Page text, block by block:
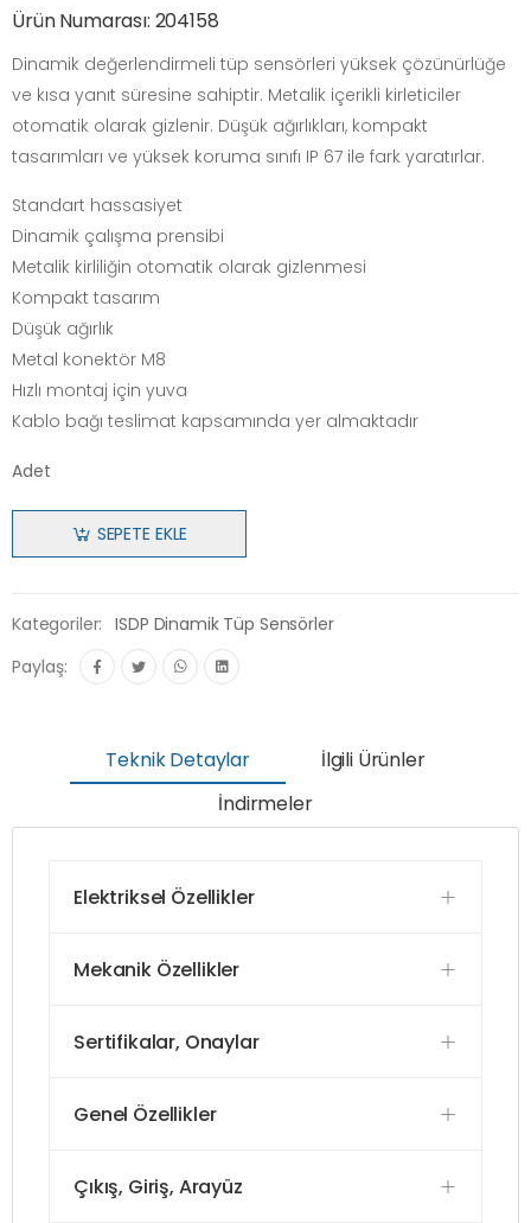
Ürün Numarası: 204158
Dinamik değerlendirmeli tüp sensörleri yüksek çözünürlüğe
ve kısa yanıt süresine sahiptir. Metalik içerikli kirleticiler
otomatik olarak gizlenir. Düşük ağırlıkları, kompakt
tasarımları ve yüksek koruma sınıfı IP 67 ile fark yaratırlar.
Standart hassasiyet
Dinamik çalışma prensibi
Metalik kirliliğin otomatik olarak gizlenmesi
Kompakt tasarım
Düşük ağırlık
Metal konektör M8
Hızlı montaj için yuva
Kablo bağı teslimat kapsamında yer almaktadır
Adet
SEPETE EKLE
Kategoriler:
ISDP Dinamik Tüp Sensörler
Paylaş:
Teknik Detaylar
İlgili Ürünler
İndirmeler
Elektriksel Özellikler
Mekanik Özellikler
Sertifikalar, Onaylar
Genel Özellikler
Çıkış, Giriş, Arayüz